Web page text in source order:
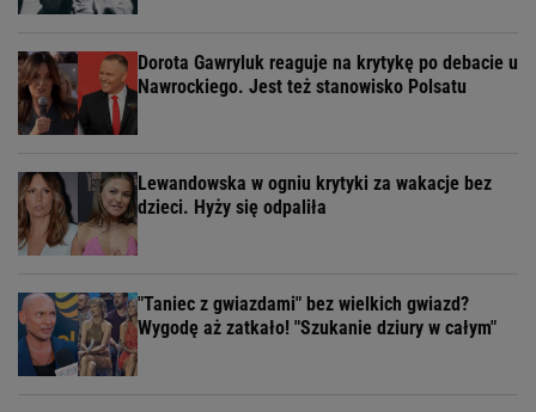
Dorota Gawryluk reaguje na krytykę po debacie u
Nawrockiego. Jest też stanowisko Polsatu
Lewandowska w ogniu krytyki za wakacje bez
dzieci. Hyży się odpaliła
"Taniec z gwiazdami" bez wielkich gwiazd?
Wygodę aż zatkało! "Szukanie dziury w całym"